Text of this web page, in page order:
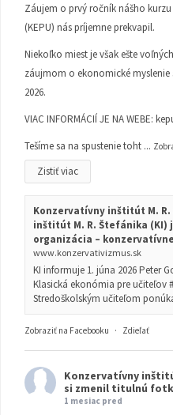
Záujem o prvý ročník nášho
(KEPU) nás príjemne prekvapil.
Niekoľko miest je však ešte
záujmom o ekonomické myslenie
2026.
VIAC INFORMÁCIÍ JE NA WEBE:
Tešíme sa na spustenie toht ...
Zistiť viac
Konzervatívny inštitút M.
inštitút M. R. Štefánika (KI)
organizácia –
www.konzervativizmus.sk
KI informuje 1. júna 2026 Peter
Klasická ekonómia pre učiteľov
Stredoškolským učiteľom
Zobraziť na Facebooku · Zdieľať
Konzervatívny
si zmenil titulnú
1 mesiac pred